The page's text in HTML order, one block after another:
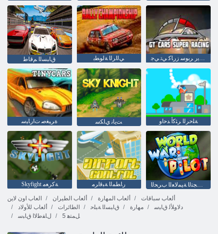
ﻕﺎﺒﺴﻟﺍ ﻢﻗﺎﻃ ﻲﻟﺍﺮﻟﺍ ﺔﻟﻮﻄﺑ ﻎﻨﻴﺴﻳﺭ ﺮﺑﻮﺳ ﺯﺭﺎﻛ ﻲﺗ ﻲﺟ
ﺓﺮﻴﻐﺻ ﺕﺍﺭﺎﻴﺳ ﺖﻳﺎﻧ ﻱﺎﻜﺳ ﺔﻠﺣﺮﻟﺍ ﺮﺜﻛﺃ ﺪﺣﺍﻭ
Skyfight ﺔﻛﺮﻌﻣ ﺭﺎﻄﻤﻟﺍ ﺔﺒﻗﺍﺮﻣ
ﺔﻴﺒﻳﺮﺠﺘﻟﺍ ﺔﻴﻤﻟﺎﻌﻟﺍ ﺏﺮﺤﻟﺍ
العاب اون لاين
ألعاب الطيران ألعاب المهارة
ألعاب سباقات
ألعاب للأولاد
الطائرات ﻕﺎﺒﺴﻟﺍ ﺔﺒﻠﺣ مهارة
ﺩﻻ ﻭﻸ ﻟ ﻕﺎﺒﺳ
ﻝﺎﻔﻃﻻ ﺍ ﻕﺎﺒﺳ
5 ﻞﻤﺘﻫ